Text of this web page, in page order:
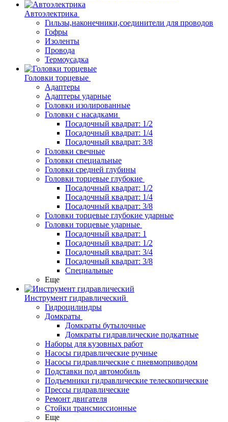
Автоэлектрика
Гильзы,наконечники,соединители для проводов
Гофры
Изоленты
Провода
Термоусадка
Головки торцевые
Адаптеры
Адаптеры ударные
Головки изолированные
Головки с насадками
Посадочный квадрат: 1/2
Посадочный квадрат: 1/4
Посадочный квадрат: 3/8
Головки свечные
Головки специальные
Головки средней глубины
Головки торцевые глубокие
Посадочный квадрат: 1/2
Посадочный квадрат: 1/4
Посадочный квадрат: 3/8
Головки торцевые глубокие ударные
Головки торцевые ударные
Посадочный квадрат: 1
Посадочный квадрат: 1/2
Посадочный квадрат: 3/4
Посадочный квадрат: 3/8
Специальные
Еще
Инструмент гидравлический
Гидроцилиндры
Домкраты
Домкраты бутылочные
Домкраты гидравлические подкатные
Наборы для кузовных работ
Насосы гидравлические ручные
Насосы гидравлические с пневмоприводом
Подставки под автомобиль
Подъемники гидравлические телескопические
Прессы гидравлические
Ремонт двигателя
Стойки трансмиссионные
Еще